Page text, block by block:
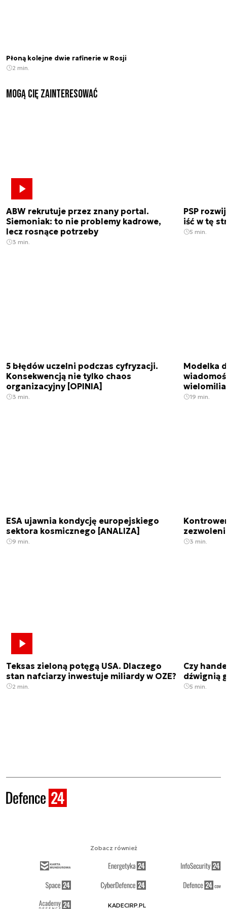
Płoną kolejne dwie rafinerie w Rosji
2 min.
Mogą Cię zainteresować
ABW rekrutuje przez znany portal.
Siemoniak: to nie problemy kadrowe,
lecz rosnące potrzeby
3 min.
PSP
iść w tę
5 min.
5 błędów uczelni podczas cyfryzacji.
Konsekwencją nie tylko chaos
organizacyjny [OPINIA]
3 min.
Modelka
19 min.
ESA ujawnia kondycję europejskiego
sektora kosmicznego [ANALIZA]
9 min. 3 min.
Teksas zieloną potęgą USA. Dlaczego
stan nafciarzy inwestuje miliardy w OZE?
2 min.
Czy
dźwignią
5 min.
Zobacz również
KADECIRP.PL